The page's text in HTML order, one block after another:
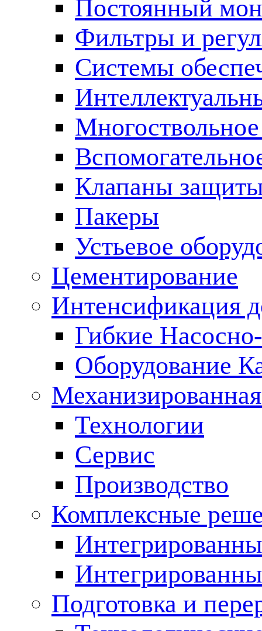
Постоянный
Фильтры и
Cистемы
Клапаны
Пакеры
Устьевое
Цементирование
Интенсификация
Гибкие
Оборудование
Технологии
Сервис
Производство
Комплексные
Подготовка и